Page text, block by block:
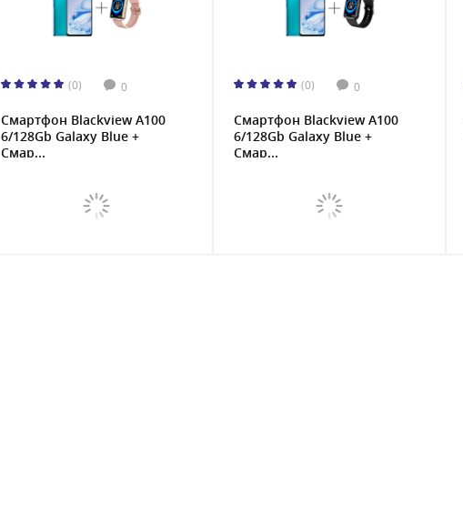
(0) 0
Смартфон Blackview A100
6/128Gb Galaxy Blue +
Смар...
(0) 0
Смартфон Blackview A100
6/128Gb Galaxy Blue +
Смар...